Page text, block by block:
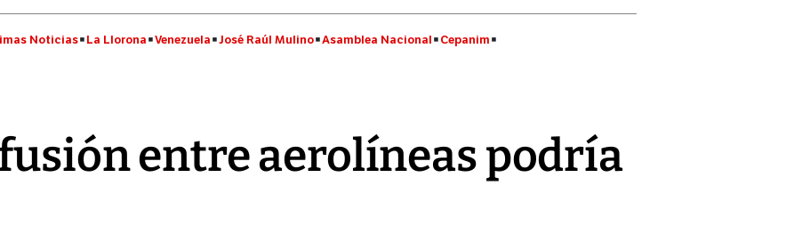
Noticias La Llorona Venezuela José Raúl Mulino Asamblea Nacional Cepanim
entre aerolíneas podría